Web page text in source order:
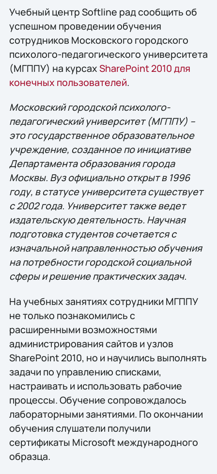
Учебный центр Softline рад сообщить об
успешном проведении обучения
сотрудников Московского городского
психолого-педагогического университета
(МГППУ) на курсахSharePoint 2010 для
конечных пользователей.
Московский городской психолого-
педагогический университет (МГППУ) –
это государственное образовательное
учреждение, созданное по инициативе
Департамента образования города
Москвы. Вуз официально открыт в 1996
году, в статусе университета существует
с 2002 года. Университет также ведет
издательскую деятельность. Научная
подготовка студентов сочетается с
изначальной направленностью обучения
на потребности городской социальной
сферы и решение практических задач.
На учебных занятиях сотрудники МГППУ
не только познакомились с
расширенными возможностями
администрирования сайтов и узлов
SharePoint 2010, но и научились выполнять
задачи по управлению списками,
настраивать и использовать рабочие
процессы. Обучение сопровождалось
лабораторными занятиями. По окончании
обучения слушатели получили
сертификаты Microsoft международного
образца.